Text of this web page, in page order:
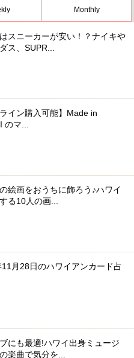
Monthly
スニーカーが安い！？ナイキや
ス、SUPR...
ライン購入可能】Made in
のマ...
絵画をおうちに飾ろう♪ハワイ
る10人の画...
月28日のハワイアンカード占
にも最適!ハワイ出身ミュージ
楽曲で気分を...